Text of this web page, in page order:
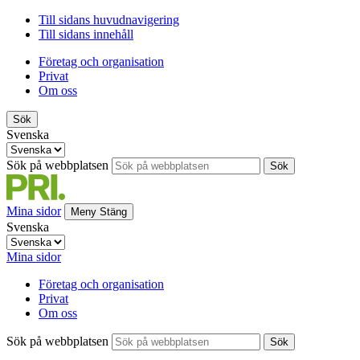
Till sidans huvudnavigering
Till sidans innehåll
Företag och organisation
Privat
Om oss
Sök
Svenska
Sök på webbplatsen Sök
Mina sidor Meny Stäng
Svenska
Mina sidor
Företag och organisation
Privat
Om oss
Sök på webbplatsen Sök